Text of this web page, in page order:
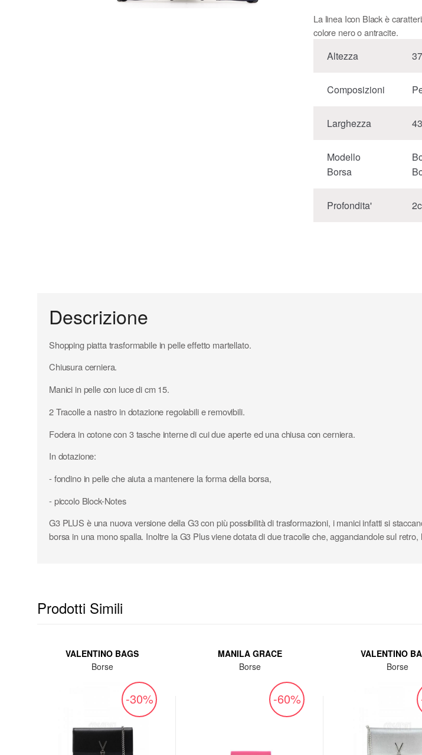
La linea Icon Black è
colore nero o antracite.
Altezza
Composizioni
Larghezza
Modello
Borsa
Profondita'
Descrizione
Shopping piatta trasformabile in pelle effetto martellato.
Chiusura cerniera.
Manici in pelle con luce di cm 15.
2 Tracolle a nastro in dotazione regolabili e removibili.
Fodera in cotone con 3 tasche interne di cui due aperte ed una chiusa con cerniera.
In dotazione:
- fondino in pelle che aiuta a mantenere la forma della borsa,
- piccolo Block-Notes
G3 PLUS è una nuova versione della G3 con più possibilità di trasformazioni, i manici infatti si
borsa in una mono spalla. Inoltre la G3 Plus viene dotata di due tracolle che, agganciandole sul
Prodotti Simili
VALENTINO BAGS
Borse
-30%
MANILA GRACE
Borse
-60%
VALENTINO
Borse